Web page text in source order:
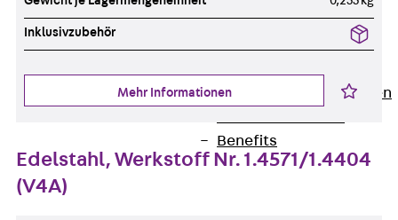
Presse
Stellenausschreibungen
Benefits
Inklusivzubehör
Mehr Informationen
Edelstahl, Werkstoff Nr. 1.4571/1.4404
(V4A)